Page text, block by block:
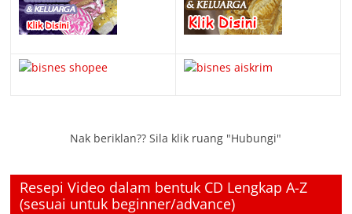
Nak beriklan?? Sila klik ruang "Hubungi"
Resepi Video dalam bentuk CD Lengkap A-Z
(sesuai untuk beginner/advance)